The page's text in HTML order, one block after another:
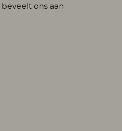
beveelt ons aan